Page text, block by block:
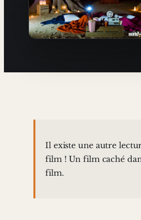
Il existe une autre
film ! Un film caché
film.